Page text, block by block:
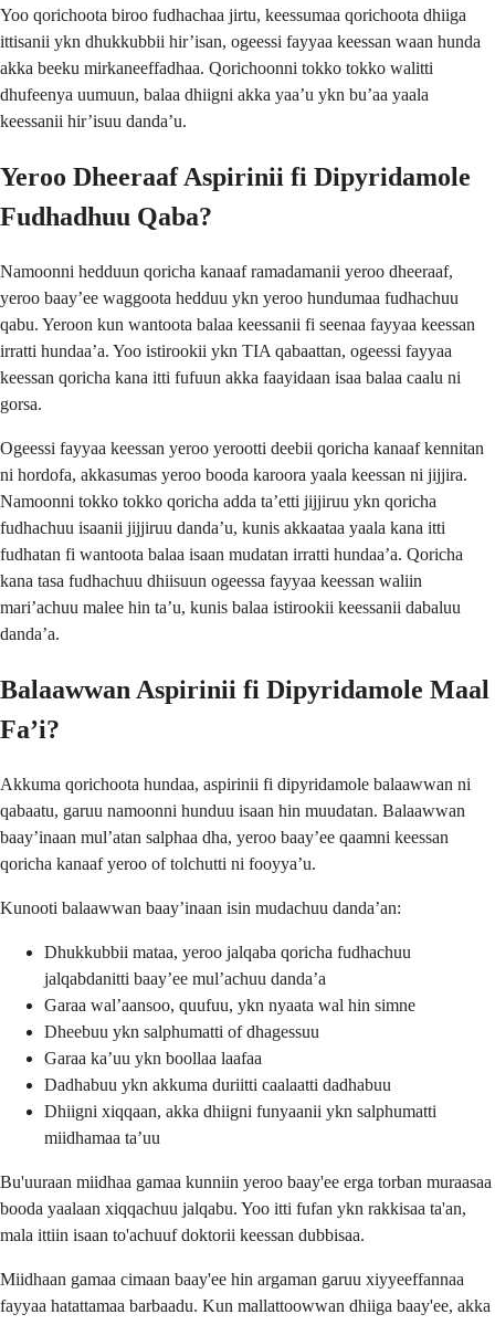
Yoo qorichoota biroo fudhachaa jirtu, keessumaa qorichoota dhiiga
ittisanii ykn dhukkubbii hir’isan, ogeessi fayyaa keessan waan hunda
akka beeku mirkaneeffadhaa. Qorichoonni tokko tokko walitti
dhufeenya uumuun, balaa dhiigni akka yaa’u ykn bu’aa yaala
keessanii hir’isuu danda’u.
Yeroo Dheeraaf Aspirinii fi Dipyridamole
Fudhadhuu Qaba?
Namoonni hedduun qoricha kanaaf ramadamanii yeroo dheeraaf,
yeroo baay’ee waggoota hedduu ykn yeroo hundumaa fudhachuu
qabu. Yeroon kun wantoota balaa keessanii fi seenaa fayyaa keessan
irratti hundaa’a. Yoo istirookii ykn TIA qabaattan, ogeessi fayyaa
keessan qoricha kana itti fufuun akka faayidaan isaa balaa caalu ni
gorsa.
Ogeessi fayyaa keessan yeroo yerootti deebii qoricha kanaaf kennitan
ni hordofa, akkasumas yeroo booda karoora yaala keessan ni jijjira.
Namoonni tokko tokko qoricha adda ta’etti jijjiruu ykn qoricha
fudhachuu isaanii jijjiruu danda’u, kunis akkaataa yaala kana itti
fudhatan fi wantoota balaa isaan mudatan irratti hundaa’a. Qoricha
kana tasa fudhachuu dhiisuun ogeessa fayyaa keessan waliin
mari’achuu malee hin ta’u, kunis balaa istirookii keessanii dabaluu
danda’a.
Balaawwan Aspirinii fi Dipyridamole Maal
Fa’i?
Akkuma qorichoota hundaa, aspirinii fi dipyridamole balaawwan ni
qabaatu, garuu namoonni hunduu isaan hin muudatan. Balaawwan
baay’inaan mul’atan salphaa dha, yeroo baay’ee qaamni keessan
qoricha kanaaf yeroo of tolchutti ni fooyya’u.
Kunooti balaawwan baay’inaan isin mudachuu danda’an:
Dhukkubbii mataa, yeroo jalqaba qoricha fudhachuu
jalqabdanitti baay’ee mul’achuu danda’a
Garaa wal’aansoo, quufuu, ykn nyaata wal hin simne
Dheebuu ykn salphumatti of dhagessuu
Garaa ka’uu ykn boollaa laafaa
Dadhabuu ykn akkuma duriitti caalaatti dadhabuu
Dhiigni xiqqaan, akka dhiigni funyaanii ykn salphumatti
miidhamaa ta’uu
Bu'uuraan miidhaa gamaa kunniin yeroo baay'ee erga torban muraasaa
booda yaalaan xiqqachuu jalqabu. Yoo itti fufan ykn rakkisaa ta'an,
mala ittiin isaan to'achuuf doktorii keessan dubbisaa.
Miidhaan gamaa cimaan baay'ee hin argaman garuu xiyyeeffannaa
fayyaa hatattamaa barbaadu. Kun mallattoowwan dhiiga baay'ee, akka